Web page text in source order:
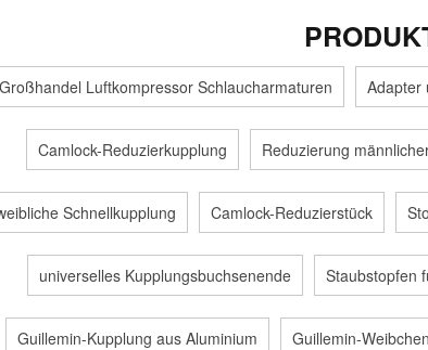
Großhandel Luftkompressor Schlaucharmaturen Adapter
Camlock-Reduzierkupplung Reduzierung
Schnellkupplung Camlock-Reduzierstück
universelles Kupplungsbuchsenende Staubstopfen
Guillemin-Kupplung aus Aluminium Guillemin-